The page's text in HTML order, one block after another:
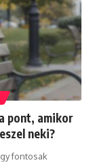
pont, amikor
neki?
fontosak